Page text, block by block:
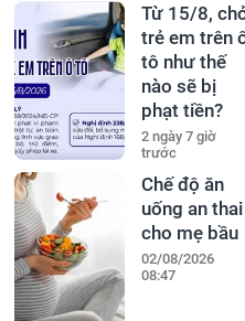
Từ 15/8,
trẻ em trên
tô như thế
nào sẽ bị
phạt tiền?
2 ngày 7 giờ
trước
Chế độ ăn
uống an thai
cho mẹ bầu
02/08/2026
08:47